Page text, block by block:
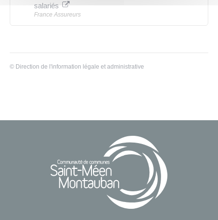
salariés
France Assureurs
© Direction de l'information légale et administrative